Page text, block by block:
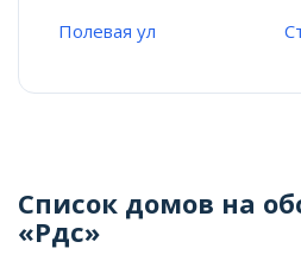
Полевая ул
Список домов на
«Рдс»